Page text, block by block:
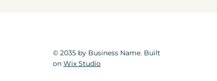
© 2035 by Business Name. Built
on Wix Studio